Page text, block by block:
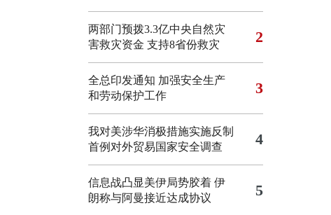
两部门预拨3.3亿中央自然灾
害救灾资金 支持8省份救灾
2
全总印发通知 加强安全生产
和劳动保护工作
3
我对美涉华消极措施实施反制
首例对外贸易国家安全调查
4
信息战凸显美伊局势胶着 伊
朗称与阿曼接近达成协议
5